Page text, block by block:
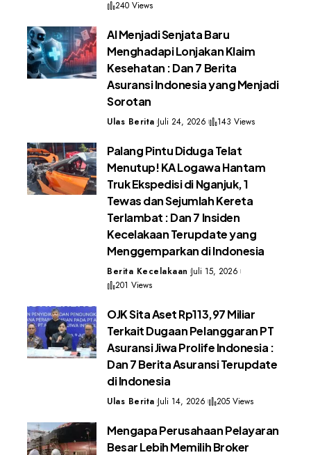
240 Views
AI Menjadi Senjata Baru
Menghadapi Lonjakan Klaim
Kesehatan : Dan 7 Berita
Asuransi Indonesia yang Menjadi
Sorotan
Ulas Berita Juli 24, 2026 143 Views
Palang Pintu Diduga Telat
Menutup! KA Logawa Hantam
Truk Ekspedisi di Nganjuk, 1
Tewas dan Sejumlah Kereta
Terlambat : Dan 7 Insiden
Kecelakaan Terupdate yang
Menggemparkan di Indonesia
Berita Kecelakaan Juli 15, 2026
201 Views
OJK Sita Aset Rp113,97 Miliar
Terkait Dugaan Pelanggaran PT
Asuransi Jiwa Prolife Indonesia :
Dan 7 Berita Asuransi Terupdate
di Indonesia
Ulas Berita Juli 14, 2026 205 Views
Mengapa Perusahaan Pelayaran
Besar Lebih Memilih Broker